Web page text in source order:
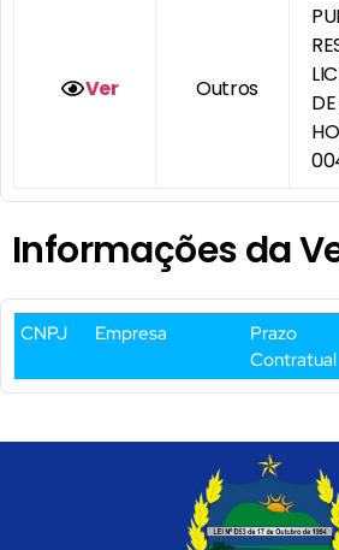
Ver Outros
Informações da
CNPJ Empresa
Prazo
Contratual